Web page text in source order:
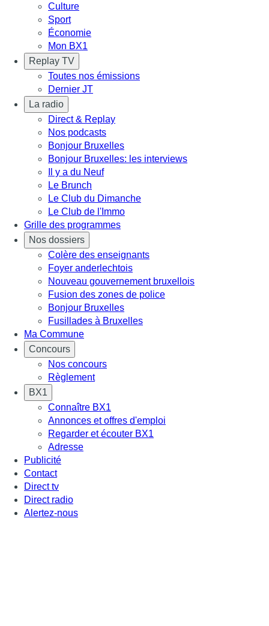
Culture
Sport
Économie
Mon BX1
Replay TV
Toutes nos émissions
Dernier JT
La radio
Direct & Replay
Nos podcasts
Bonjour Bruxelles
Bonjour Bruxelles: les interviews
Il y a du Neuf
Le Brunch
Le Club du Dimanche
Le Club de l'Immo
Grille des programmes
Nos dossiers
Colère des enseignants
Foyer anderlechtois
Nouveau gouvernement bruxellois
Fusion des zones de police
Bonjour Bruxelles
Fusillades à Bruxelles
Ma Commune
Concours
Nos concours
Règlement
BX1
Connaître BX1
Annonces et offres d'emploi
Regarder et écouter BX1
Adresse
Publicité
Contact
Direct tv
Direct radio
Alertez-nous